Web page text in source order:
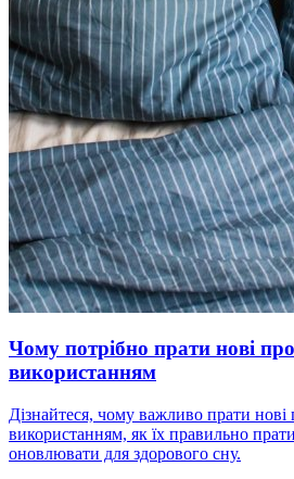
Чому потрібно прати нові
використанням
Дізнайтеся, чому важливо прати нові
використанням, як їх правильно
оновлювати для здорового сну.